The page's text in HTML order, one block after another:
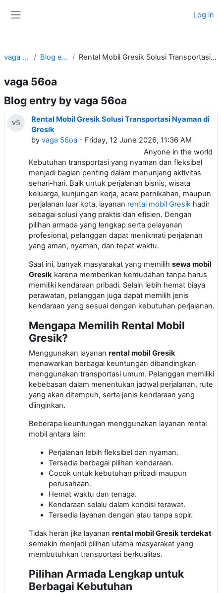
Log in
vaga 56oa Blog entries Rental Mobil Gresik Solusi Transportasi Nyaman di Gresik
vaga 56oa
Blog entry by vaga 56oa
v5
Rental Mobil Gresik Solusi Transportasi Nyaman di
Gresik
by vaga 56oa - Friday, 12 June 2026, 11:36 AM
Anyone in the world
Kebutuhan transportasi yang nyaman dan fleksibel
menjadi bagian penting dalam menunjang aktivitas
sehari-hari. Baik untuk perjalanan bisnis, wisata
keluarga, kunjungan kerja, acara pernikahan, maupun
perjalanan luar kota, layanan rental mobil Gresik hadir
sebagai solusi yang praktis dan efisien. Dengan
pilihan armada yang lengkap serta pelayanan
profesional, pelanggan dapat menikmati perjalanan
yang aman, nyaman, dan tepat waktu.
Saat ini, banyak masyarakat yang memilih sewa mobil
Gresik karena memberikan kemudahan tanpa harus
memiliki kendaraan pribadi. Selain lebih hemat biaya
perawatan, pelanggan juga dapat memilih jenis
kendaraan yang sesuai dengan kebutuhan perjalanan.
Mengapa Memilih Rental Mobil
Gresik?
Menggunakan layanan rental mobil Gresik
menawarkan berbagai keuntungan dibandingkan
menggunakan transportasi umum. Pelanggan memiliki
kebebasan dalam menentukan jadwal perjalanan, rute
yang akan ditempuh, serta jenis kendaraan yang
diinginkan.
Beberapa keuntungan menggunakan layanan rental
mobil antara lain:
Perjalanan lebih fleksibel dan nyaman.
Tersedia berbagai pilihan kendaraan.
Cocok untuk kebutuhan pribadi maupun
perusahaan.
Hemat waktu dan tenaga.
Kendaraan selalu dalam kondisi terawat.
Tersedia layanan dengan atau tanpa sopir.
Tidak heran jika layanan rental mobil Gresik terdekat
semakin menjadi pilihan utama masyarakat yang
membutuhkan transportasi berkualitas.
Pilihan Armada Lengkap untuk
Berbagai Kebutuhan